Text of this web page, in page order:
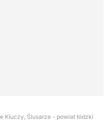
Kluczy, Ślusarze - powiat łódzki